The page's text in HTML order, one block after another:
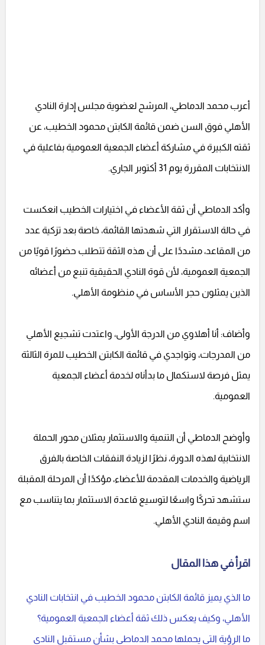
أعرب محمد الدماطي، المرشح لعضوية مجلس إدارة النادي
الأهلي فوق السن ضمن قائمة الكابتن محمود الخطيب، عن
ثقته الكبيرة في مشاركة أعضاء الجمعية العمومية بفاعلية في
الانتخابات المقررة يوم 31 أكتوبر الجاري.
وأكد الدماطي أن ثقة الأعضاء في اختيارات الخطيب انعكست
في حالة الاستقرار التي شهدتها القائمة، خاصة بعد تزكية عدد
من المقاعد، مشددًا على أن هذه الثقة تتطلب حضورًا قويًا من
الجمعية العمومية، لأن قوة النادي الحقيقية تنبع من أعضائه
الذين يمثلون حجر الأساس في منظومة الأهلي.
وأضاف: أنا أهلاوي من الدرجة الأولى، واعتدت تشجيع الأهلي
من المدرجات، وتواجدي في قائمة الكابتن الخطيب للمرة الثالثة
يمثل فرصة لاستكمال ما بدأناه لخدمة أعضاء الجمعية
العمومية.
وأوضح الدماطي أن التنمية والاستثمار يمثلان محور الحملة
الانتخابية لهذه الدورة، نظرًا لزيادة النفقات الخاصة بالفرق
الرياضية والخدمات المقدمة للأعضاء، مؤكدًا أن المرحلة المقبلة
ستشهد تحركًا واسعًا لتوسيع قاعدة الاستثمار بما يتناسب مع
اسم وقيمة النادي الأهلي.
اقرأ في هذا المقال
ما الذي يميز قائمة الكابتن محمود الخطيب في انتخابات النادي
الأهلي، وكيف يعكس ذلك ثقة أعضاء الجمعية العمومية؟
ما الرؤية التي يحملها محمد الدماطي بشأن مستقبل النادي